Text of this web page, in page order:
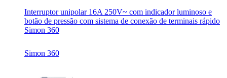
Interruptor unipolar 16A 250V~ com indicador luminoso e
botão de pressão com sistema de conexão de terminais rápido
Simon 360
Simon 360